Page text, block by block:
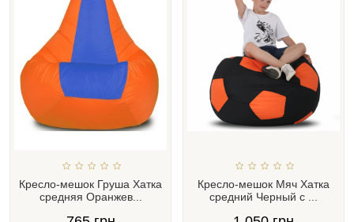
Кресло-мешок Груша Хатка
средняя Оранжев...
Кресло-мешок Мяч Хатка
средний Черный с ...